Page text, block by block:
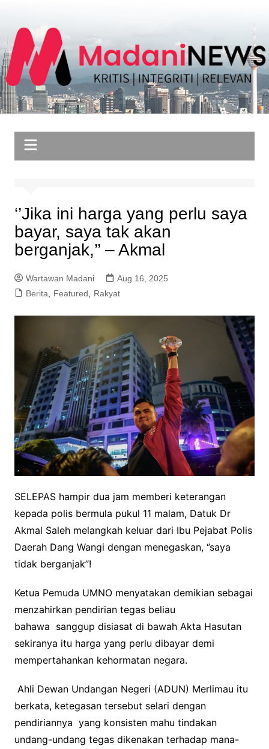
content
‘’Jika ini harga yang perlu saya
bayar, saya tak akan
berganjak,’’ – Akmal
Wartawan Madani
Aug 16, 2025
Berita, Featured, Rakyat
SELEPAS hampir dua jam memberi keterangan
kepada polis bermula pukul 11 malam, Datuk Dr
Akmal Saleh melangkah keluar dari Ibu Pejabat Polis
Daerah Dang Wangi dengan menegaskan, ‘’saya
tidak berganjak’’!
Ketua Pemuda UMNO menyatakan demikian sebagai
menzahirkan pendirian tegas beliau
bahawa sanggup disiasat di bawah Akta Hasutan
sekiranya itu harga yang perlu dibayar demi
mempertahankan kehormatan negara.
Ahli Dewan Undangan Negeri (ADUN) Merlimau itu
berkata, ketegasan tersebut selari dengan
pendiriannya yang konsisten mahu tindakan
undang-undang tegas dikenakan terhadap mana-